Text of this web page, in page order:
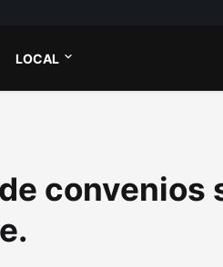
LOCAL
convenios